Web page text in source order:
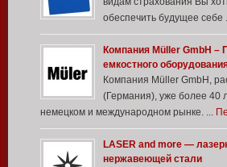
обеспечить будущее себе
Компания Müller GmbH –
емкостного
Компания Müller GmbH,
(Германия), уже более 40
немецком и международном рынке. ...
LASER and more —
нержавеющей стали